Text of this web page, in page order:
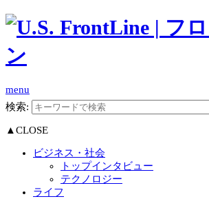
menu
検索:
▲CLOSE
ビジネス・社会
トップインタビュー
テクノロジー
ライフ